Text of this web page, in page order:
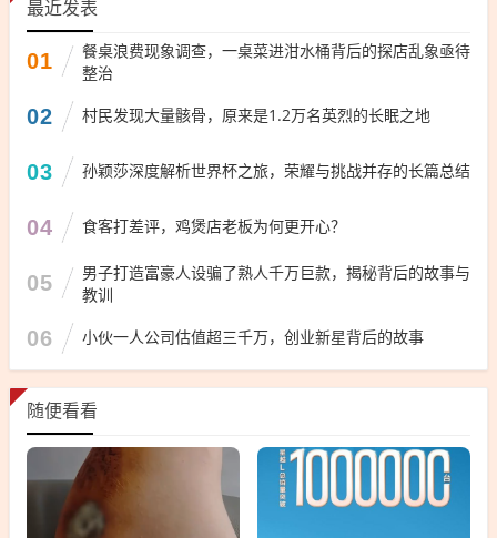
最近发表
01
餐桌浪费现象调查，一桌菜进泔水桶背后的探店乱象亟待
整治
02 村民发现大量骸骨，原来是1.2万名英烈的长眠之地
03 孙颖莎深度解析世界杯之旅，荣耀与挑战并存的长篇总结
04 食客打差评，鸡煲店老板为何更开心？
05
男子打造富豪人设骗了熟人千万巨款，揭秘背后的故事与
教训
06 小伙一人公司估值超三千万，创业新星背后的故事
随便看看